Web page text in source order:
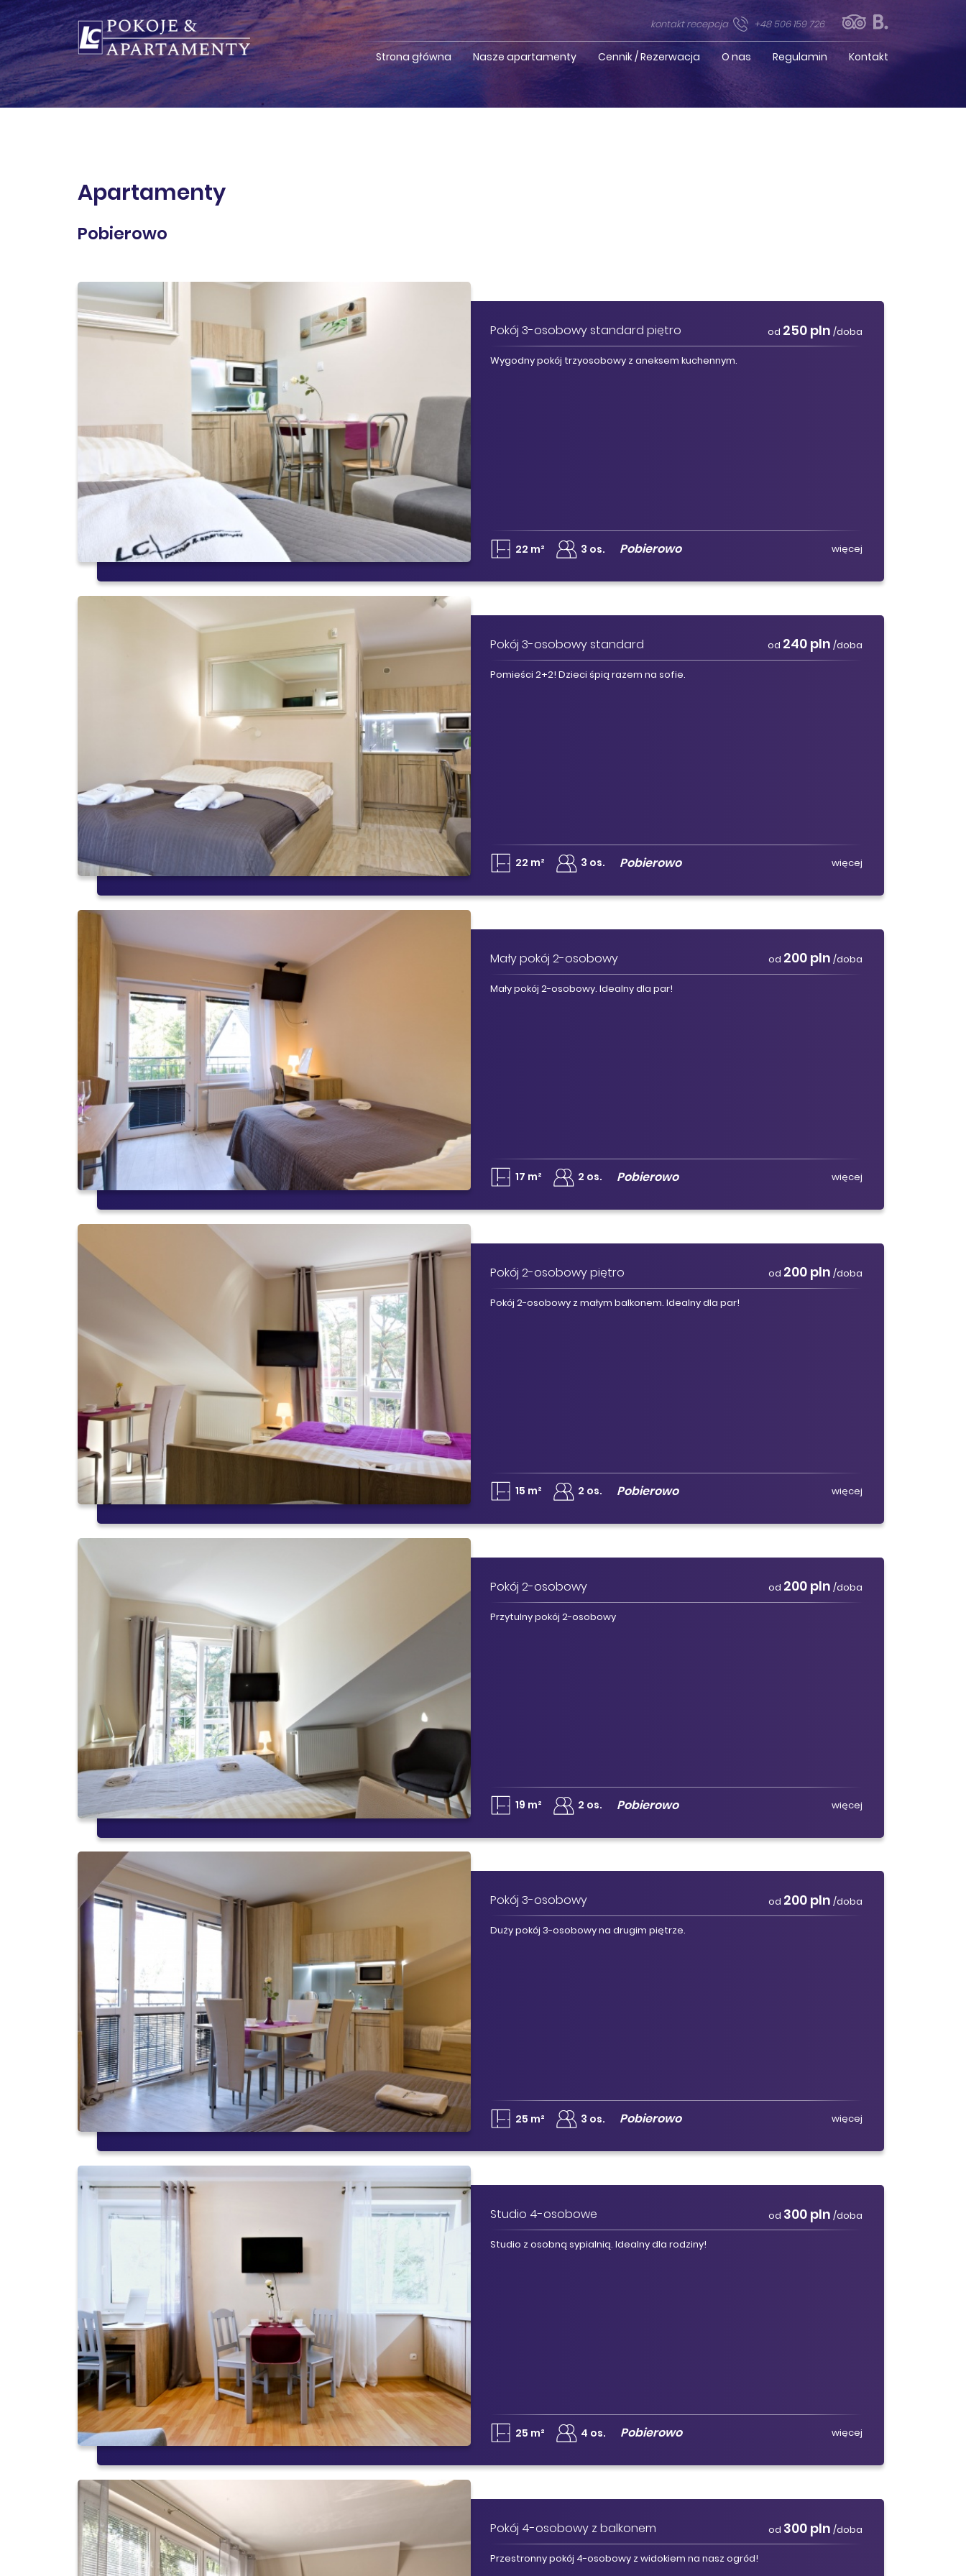
kontakt recepcja +48 506 159 726
Strona główna Nasze apartamenty Cennik / Rezerwacja O nas Regulamin Kontakt
Apartamenty
Pobierowo
Pokój 3-osobowy standard piętro od 250 pln /doba
Wygodny pokój trzyosobowy z aneksem kuchennym.
22 m² 3 os. Pobierowo więcej
Pokój 3-osobowy standard od 240 pln /doba
Pomieści 2+2! Dzieci śpią razem na sofie.
22 m² 3 os. Pobierowo więcej
Mały pokój 2-osobowy od 200 pln /doba
Mały pokój 2-osobowy. Idealny dla par!
17 m² 2 os. Pobierowo więcej
Pokój 2-osobowy piętro od 200 pln /doba
Pokój 2-osobowy z małym balkonem. Idealny dla par!
15 m² 2 os. Pobierowo więcej
Pokój 2-osobowy od 200 pln /doba
Przytulny pokój 2-osobowy
19 m² 2 os. Pobierowo więcej
Pokój 3-osobowy od 200 pln /doba
Duży pokój 3-osobowy na drugim piętrze.
25 m² 3 os. Pobierowo więcej
Studio 4-osobowe od 300 pln /doba
Studio z osobną sypialnią. Idealny dla rodziny!
25 m² 4 os. Pobierowo więcej
Pokój 4-osobowy z balkonem od 300 pln /doba
Przestronny pokój 4-osobowy z widokiem na nasz ogród!